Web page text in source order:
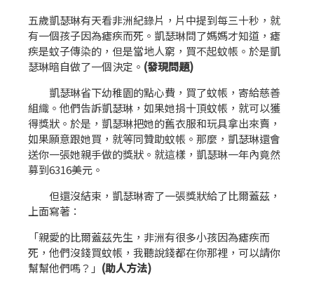
五歲凱瑟琳有天看非洲紀錄片，片中提到每三十秒，就
有一個孩子因為瘧疾而死。凱瑟琳問了媽媽才知道，瘧
疾是蚊子傳染的，但是當地人窮，買不起蚊帳。於是凱
瑟琳暗自做了一個決定。 (發現問題)
凱瑟琳省下幼稚園的點心費，買了蚊帳，寄給慈善
組織。他們告訴凱瑟琳，如果她捐十頂蚊帳，就可以獲
得獎狀。於是，凱瑟琳把她的舊衣服和玩具拿出來賣，
如果願意跟她買，就等同贊助蚊帳。那麼，凱瑟琳還會
送你一張她親手做的獎狀。就這樣，凱瑟琳一年內竟然
募到6316美元。
但還沒結束，凱瑟琳寄了一張獎狀給了比爾蓋茲，
上面寫著：
「親愛的比爾蓋茲先生，非洲有很多小孩因為瘧疾而
死，他們沒錢買蚊帳，我聽說錢都在你那裡，可以請你
幫幫他們嗎？」 (助人方法)